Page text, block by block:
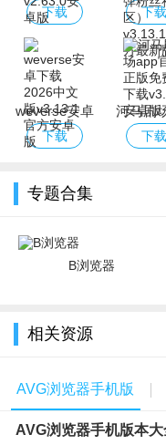
deepseek满
血版免费下载
下载
下载安
官方版
粉丝社
下
weverse安卓
下载2026中文
下载
河马剧
官方正下载
专题合集
B浏览器
相关资源
AVG浏览器手机版
本大全
AVG浏览器手机版本大